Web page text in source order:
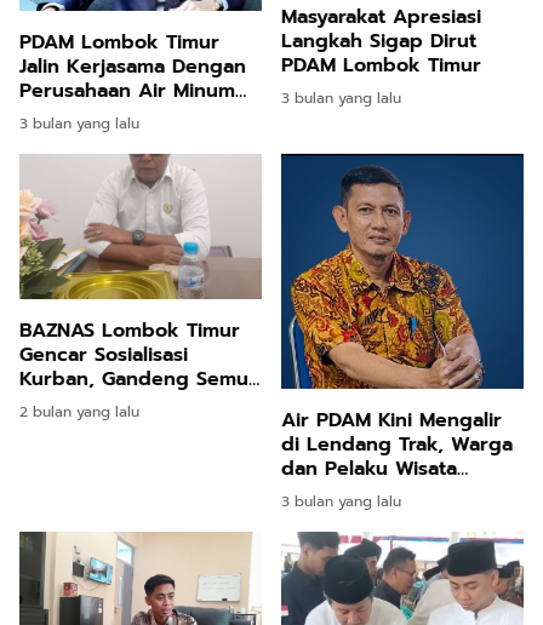
PDAM Lombok Timur
Jalin Kerjasama Dengan
Perusahaan Air Minum
Cleo
3 bulan yang lalu
Masyarakat Apresiasi
Langkah Sigap Dirut
PDAM Lombok Timur
3 bulan yang lalu
BAZNAS Lombok Timur
Gencar Sosialisasi
Kurban, Gandeng Semua
Pihak Menuju Target
Nasional Rp130 Miliar
2 bulan yang lalu
Air PDAM Kini Mengalir
di Lendang Trak, Warga
dan Pelaku Wisata
Sambut Antusias
3 bulan yang lalu